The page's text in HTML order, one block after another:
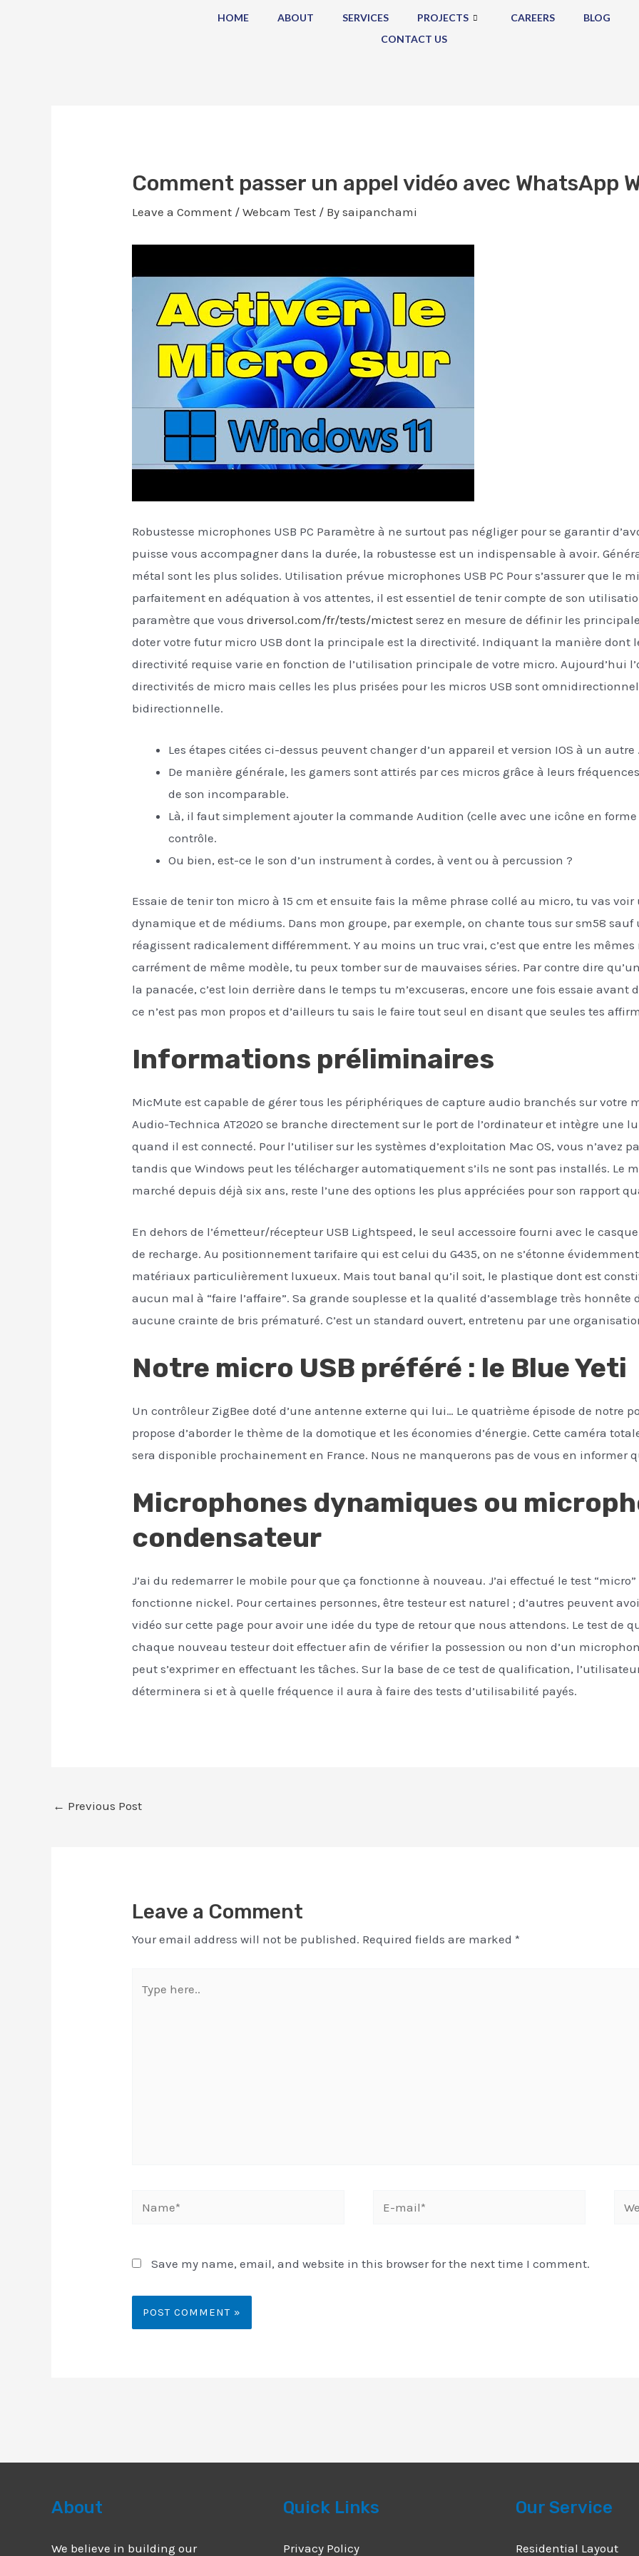
HOME ABOUT SERVICES PROJECTS CAREERS
BLOG
CONTACT US
Comment passer un appel vidéo avec WhatsApp
Leave a Comment /Webcam Test / Bysaipanchami
Robustesse microphones USB PC Paramètre à ne surtout pas négliger pour se garantir
puisse vous accompagner dans la durée, la robustesse est un indispensable à avoir.
métal sont les plus solides. Utilisation prévue microphones USB PC Pour s’assurer que le
parfaitement en adéquation à vos attentes, il est essentiel de tenir compte de son
paramètre que vousdriversol.com/fr/tests/mictest serez en mesure de définir les
doter votre futur micro USB dont la principale est la directivité. Indiquant la manière dont
directivité requise varie en fonction de l’utilisation principale de votre micro. Aujourd’hui
directivités de micro mais celles les plus prisées pour les micros USB sont
bidirectionnelle.
Les étapes citées ci-dessus peuvent changer d’un appareil et version IOS à un autre
De manière générale, les gamers sont attirés par ces micros grâce à leurs
de son incomparable.
Là, il faut simplement ajouter la commande Audition (celle avec une icône en forme
contrôle.
Ou bien, est-ce le son d’un instrument à cordes, à vent ou à percussion ?
Essaie de tenir ton micro à 15 cm et ensuite fais la même phrase collé au micro, tu vas
dynamique et de médiums. Dans mon groupe, par exemple, on chante tous sur sm58
réagissent radicalement différemment. Y au moins un truc vrai, c’est que entre les
carrément de même modèle, tu peux tomber sur de mauvaises séries. Par contre dire
la panacée, c’est loin derrière dans le temps tu m’excuseras, encore une fois essaie avant
ce n’est pas mon propos et d’ailleurs tu sais le faire tout seul en disant que seules tes
Informations préliminaires
MicMute est capable de gérer tous les périphériques de capture audio branchés sur votre
Audio-Technica AT2020 se branche directement sur le port de l’ordinateur et intègre une
quand il est connecté. Pour l’utiliser sur les systèmes d’exploitation Mac OS, vous n’avez
tandis que Windows peut les télécharger automatiquement s’ils ne sont pas installés. Le
marché depuis déjà six ans, reste l’une des options les plus appréciées pour son rapport
En dehors de l’émetteur/récepteur USB Lightspeed, le seul accessoire fourni avec le
de recharge. Au positionnement tarifaire qui est celui du G435, on ne s’étonne
matériaux particulièrement luxueux. Mais tout banal qu’il soit, le plastique dont est
aucun mal à “faire l’affaire”. Sa grande souplesse et la qualité d’assemblage très honnête
aucune crainte de bris prématuré. C’est un standard ouvert, entretenu par une
Notre micro USB préféré : le Blue Yeti
Un contrôleur ZigBee doté d’une antenne externe qui lui… Le quatrième épisode de notre
propose d’aborder le thème de la domotique et les économies d’énergie. Cette caméra
sera disponible prochainement en France. Nous ne manquerons pas de vous en informer
Microphones dynamiques ou
condensateur
J’ai du redemarrer le mobile pour que ça fonctionne à nouveau. J’ai effectué le test
fonctionne nickel. Pour certaines personnes, être testeur est naturel ; d’autres peuvent
vidéo sur cette page pour avoir une idée du type de retour que nous attendons. Le test de
chaque nouveau testeur doit effectuer afin de vérifier la possession ou non d’un
peut s’exprimer en effectuant les tâches. Sur la base de ce test de qualification,
déterminera si et à quelle fréquence il aura à faire des tests d’utilisabilité payés.
← Previous Post
Leave a Comment
Your email address will not be published. Required fields are marked *
here..
Save my name, email, and website in this browser for the next time I comment.
About
We believe in building our
Quick Links
Privacy Policy
Our Service
Residential Layout